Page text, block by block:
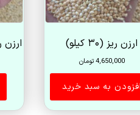
ارزن ریز (۳۰ کیلو)
4,650,000تومان
افزودن به سبد خرید